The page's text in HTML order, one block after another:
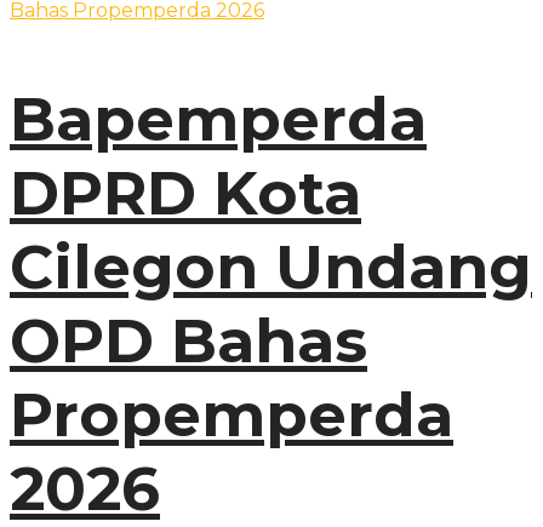
Bapemperda
DPRD Kota
Cilegon Undang
OPD Bahas
Propemperda
2026